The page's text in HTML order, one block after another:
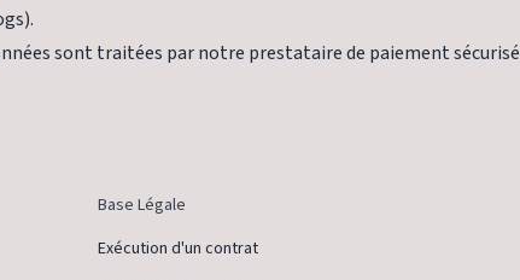
sont traitées par notre prestataire de paiement sécurisé
Base Légale
Exécution d'un contrat